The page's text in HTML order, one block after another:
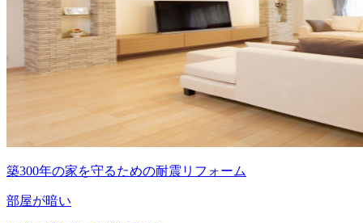
築300年の家を守るための耐震リフォーム
部屋が暗い